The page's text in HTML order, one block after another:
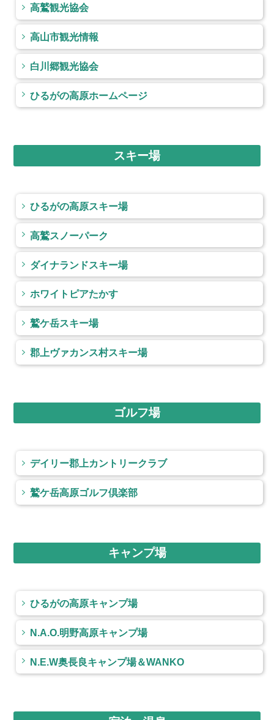
高鷲観光協会
高山市観光情報
白川郷観光協会
ひるがの高原ホームページ
スキー場
ひるがの高原スキー場
高鷲スノーパーク
ダイナランドスキー場
ホワイトピアたかす
鷲ケ岳スキー場
郡上ヴァカンス村スキー場
ゴルフ場
デイリー郡上カントリークラブ
鷲ケ岳高原ゴルフ倶楽部
キャンプ場
ひるがの高原キャンプ場
N.A.O.明野高原キャンプ場
N.E.W奥長良キャンプ場＆WANKO